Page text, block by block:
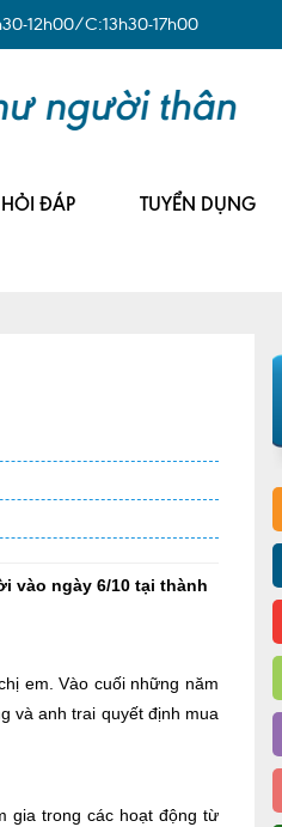
12h00/C:13h30-17h00
HỎI ĐÁP TUYỂN DỤNG
vào ngày 6/10 tại thành
em. Vào cuối những năm
và anh trai quyết định mua
gia trong các hoạt động từ